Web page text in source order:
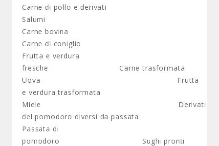
Carne di pollo e derivati
Salumi
Carne bovina
Carne di coniglio
Frutta e verdura
fresche Carne trasformata
Uova Frutta
e verdura trasformata
Miele Derivati
del pomodoro diversi da passata
Passata di
pomodoro Sughi pronti